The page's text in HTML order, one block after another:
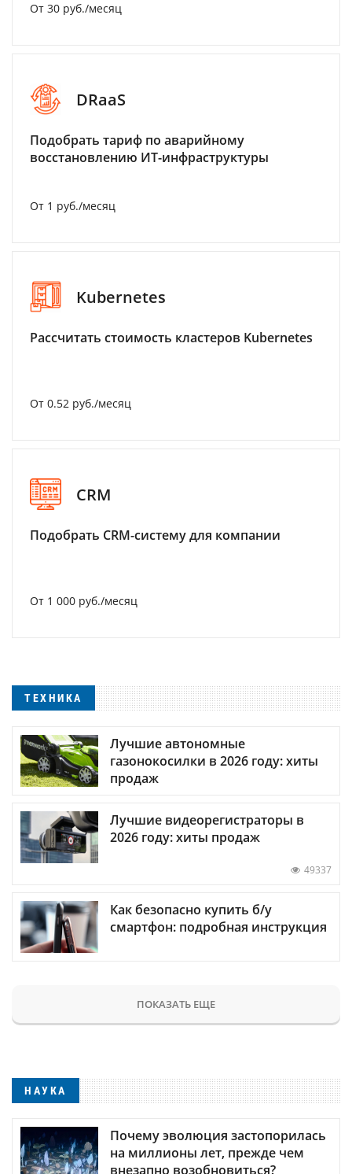
От 30 руб./месяц
DRaaS
Подобрать тариф по аварийному
восстановлению ИТ-инфраструктуры
От 1 руб./месяц
Kubernetes
Рассчитать стоимость кластеров Kubernetes
От 0.52 руб./месяц
CRM
Подобрать CRM-систему для компании
От 1 000 руб./месяц
ТЕХНИКА
Лучшие автономные
газонокосилки в 2026 году: хиты
продаж
Лучшие видеорегистраторы в
2026 году: хиты продаж
49337
Как безопасно купить б/у
смартфон: подробная инструкция
ПОКАЗАТЬ ЕЩЕ
НАУКА
Почему эволюция застопорилась
на миллионы лет, прежде чем
внезапно возобновиться?